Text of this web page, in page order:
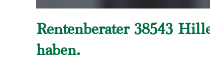
Rentenberater 38543
haben.